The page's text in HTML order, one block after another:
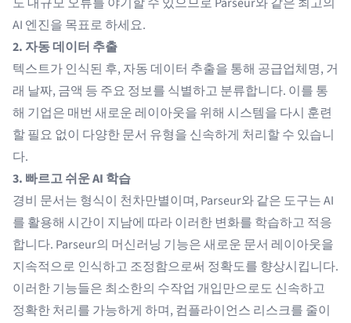
AI 엔진을 목표로 하세요.
2. 자동 데이터 추출
텍스트가 인식된 후, 자동 데이터 추출을 통해 공급업체명, 거
래 날짜, 금액 등 주요 정보를 식별하고 분류합니다. 이를 통
해 기업은 매번 새로운 레이아웃을 위해 시스템을 다시 훈련
할 필요 없이 다양한 문서 유형을 신속하게 처리할 수 있습니
다.
3. 빠르고 쉬운 AI 학습
경비 문서는 형식이 천차만별이며, Parseur와 같은 도구는 AI
를 활용해 시간이 지남에 따라 이러한 변화를 학습하고 적응
합니다. Parseur의 머신러닝 기능은 새로운 문서 레이아웃을
지속적으로 인식하고 조정함으로써 정확도를 향상시킵니다.
이러한 기능들은 최소한의 수작업 개입만으로도 신속하고
정확한 처리를 가능하게 하며, 컴플라이언스 리스크를 줄이